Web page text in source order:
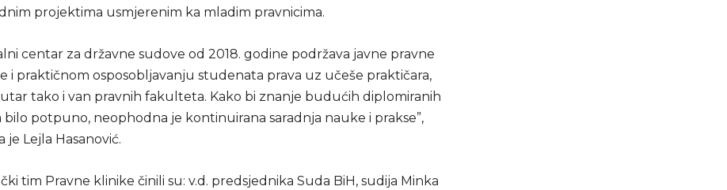
projektima usmjerenim ka mladim pravnicima.
centar za državne sudove od 2018. godine podržava javne pravne
i praktičnom osposobljavanju studenata prava uz učeše praktičara,
tako i van pravnih fakulteta. Kako bi znanje budućih diplomiranih
bilo potpuno, neophodna je kontinuirana saradnja nauke i prakse”,
je Lejla Hasanović.
tim Pravne klinike činili su: v.d. predsjednika Suda BiH, sudija Minka